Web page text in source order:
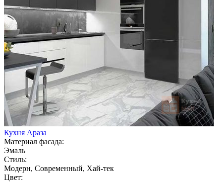
Кухня Араза
Материал фасада:
Эмаль
Стиль:
Модерн, Современный, Хай-тек
Цвет: